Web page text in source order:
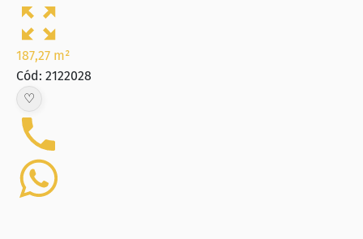
187,27 m²
Cód: 2122028
♡